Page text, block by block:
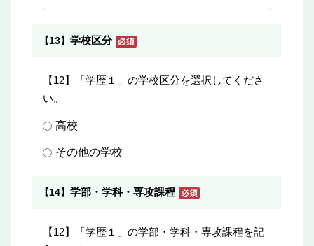
【13】 学校区分
【12】「学歴１」の学校区分を選択してくださ
い。
高校
その他の学校
【14】 学部・学科・専攻課程
【12】「学歴１」の学部・学科・専攻課程を記